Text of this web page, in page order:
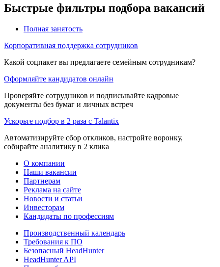
Быстрые фильтры подбора вакансий
Полная занятость
Корпоративная поддержка сотрудников
Какой соцпакет вы предлагаете семейным сотрудникам?
Оформляйте кандидатов онлайн
Проверяйте сотрудников и подписывайте кадровые
документы без бумаг и личных встреч
Ускорьте подбор в 2 раза с Talantix
Автоматизируйте сбор откликов, настройте воронку,
собирайте аналитику в 2 клика
О компании
Наши вакансии
Партнерам
Реклама на сайте
Новости и статьи
Инвесторам
Кандидаты по профессиям
Производственный календарь
Требования к ПО
Безопасный HeadHunter
HeadHunter API